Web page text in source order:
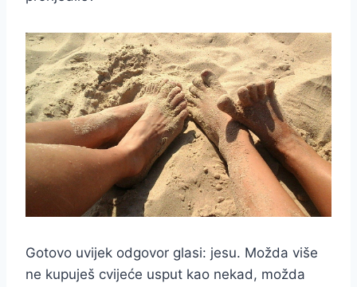
Gotovo uvijek odgovor glasi: jesu. Možda više
ne kupuješ cvijeće usput kao nekad, možda